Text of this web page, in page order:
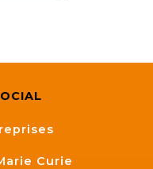
Curie